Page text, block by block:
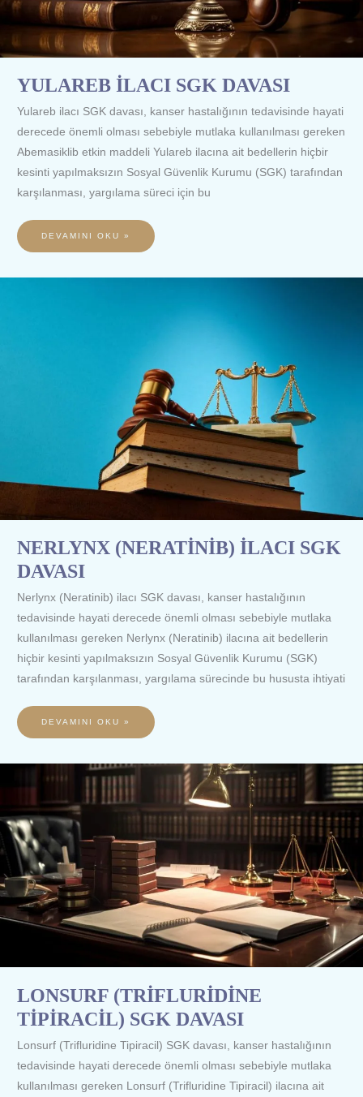
YULAREB İLACI SGK DAVASI
Yulareb ilacı SGK davası, kanser hastalığının tedavisinde hayati
derecede önemli olması sebebiyle mutlaka kullanılması gereken
Abemasiklib etkin maddeli Yulareb ilacına ait bedellerin hiçbir
kesinti yapılmaksızın Sosyal Güvenlik Kurumu (SGK) tarafından
karşılanması, yargılama süreci için bu
DEVAMINI OKU »
NERLYNX (NERATİNİB) İLACI SGK
DAVASI
Nerlynx (Neratinib) ilacı SGK davası, kanser hastalığının
tedavisinde hayati derecede önemli olması sebebiyle mutlaka
kullanılması gereken Nerlynx (Neratinib) ilacına ait bedellerin
hiçbir kesinti yapılmaksızın Sosyal Güvenlik Kurumu (SGK)
tarafından karşılanması, yargılama sürecinde bu hususta ihtiyati
NERLYNX
DEVAMINI OKU »
LONSURF (TRİFLURİDİNE
TİPİRACİL) SGK DAVASI
Lonsurf (Trifluridine Tipiracil) SGK davası, kanser hastalığının
tedavisinde hayati derecede önemli olması sebebiyle mutlaka
kullanılması gereken Lonsurf (Trifluridine Tipiracil) ilacına ait
LONSURF
(TRİFLURİDİNE
TİPİRACİL)